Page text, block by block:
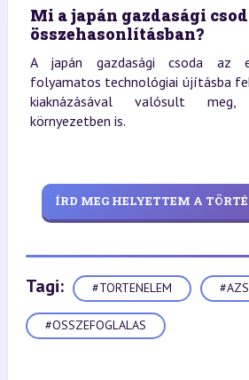
Mi a japán gazdasági
összehasonlításban?
A japán gazdasági csoda az
folyamatos technológiai újításba
kiaknázásával valósult meg,
környezetben is.
ÍRD MEG HELYETTEM A
Tagi: #TORTENELEM
#OSSZEFOGLALAS